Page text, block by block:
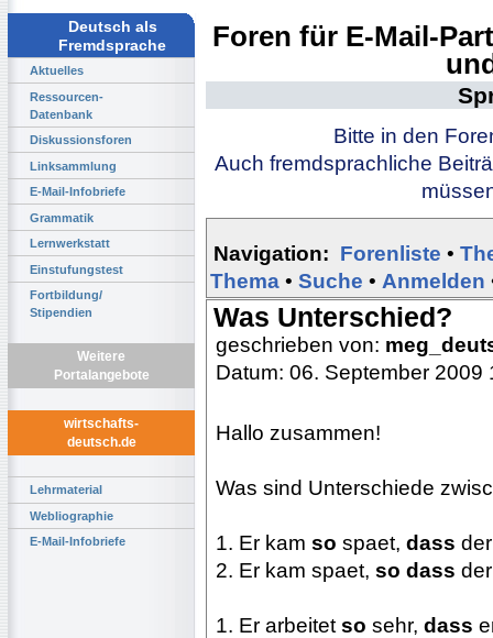
Deutsch als
Fremdsprache
Aktuelles
Ressourcen-
Datenbank
Diskussionsforen
Linksammlung
E-Mail-Infobriefe
Grammatik
Lernwerkstatt
Einstufungstest
Fortbildung/
Stipendien
Weitere
Portalangebote
wirtschafts-
deutsch.de
Lehrmaterial
Webliographie
E-Mail-Infobriefe
Foren für E-Mail-
Bitte in den
Auch fremdsprachliche
Navigation: Forenliste •
Thema • Suche • Anmelden
Was Unterschied?
geschrieben von:
Datum: 06. September 2009
Hallo zusammen!
Was sind Unterschiede
1. Er kam so spaet, dass
2. Er kam spaet, so dass
1. Er arbeitet so sehr, dass